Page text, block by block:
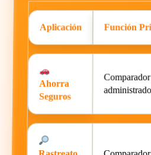
Aplicación Función
Ahorra
Seguros